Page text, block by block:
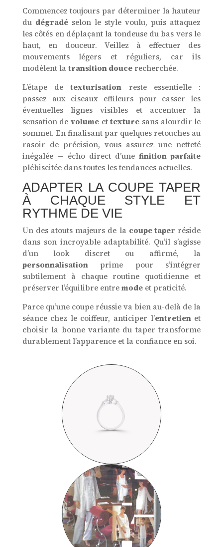
Commencez toujours par déterminer la hauteur
du dégradéselon le style voulu, puis attaquez
les côtés en déplaçant la tondeuse du bas vers le
haut, en douceur. Veillez à effectuer des
mouvements légers et réguliers, car ils
modèlent latransition doucerecherchée.
L’étape detexturisation reste essentielle :
passez aux ciseaux effileurs pour casser les
éventuelles lignes visibles et accentuer la
sensation devolume ettexture sans alourdir le
sommet. En finalisant par quelques retouches au
rasoir de précision, vous assurez une netteté
inégalée — écho direct d’unefinition parfaite
plébiscitée dans toutes les tendances actuelles.
ADAPTER LA COUPE TAPER
À CHAQUE STYLE ET
RYTHME DE VIE
Un des atouts majeurs de la coupe taper réside
dans son incroyable adaptabilité. Qu’il s’agisse
d’un look discret ou affirmé, la
personnalisationprime pour s’intégrer
subtilement à chaque routine quotidienne et
préserver l’équilibre entremodeet praticité.
Parce qu’une coupe réussie va bien au-delà de la
séance chez le coiffeur, anticiper l’entretienet
choisir la bonne variante du taper transforme
durablement l’apparence et la confiance en soi.